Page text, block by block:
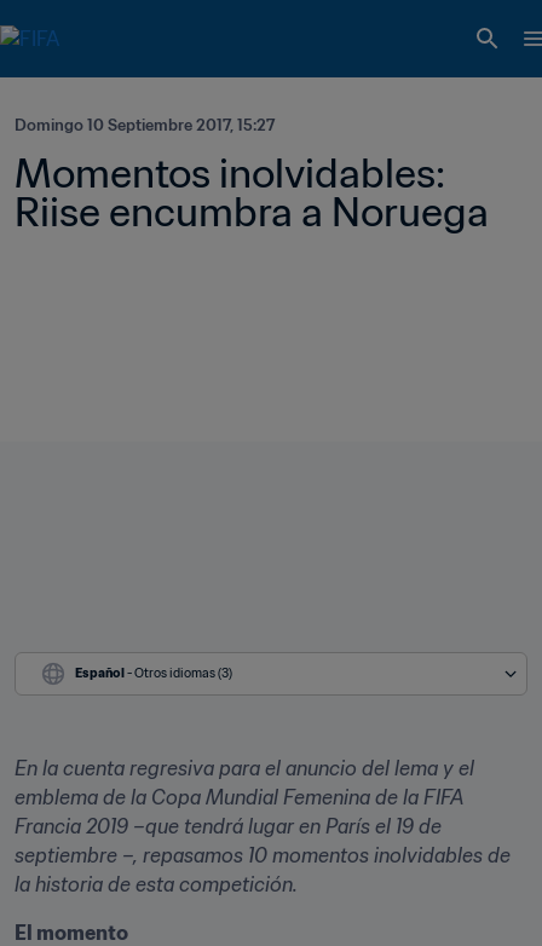
Domingo 10 Septiembre 2017, 15:27
Momentos inolvidables:
Riise encumbra a Noruega
Español - Otros idiomas (3)
En la cuenta regresiva para el anuncio del lema y el
emblema de la Copa Mundial Femenina de la FIFA
Francia 2019 –que tendrá lugar en París el 19 de
septiembre –, repasamos 10 momentos inolvidables de
la historia de esta competición.
El momento